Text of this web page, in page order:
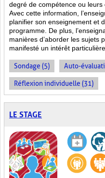
degré de compétence ou leurs
Avec cette information,
planifier son enseignement et
programme. De plus,
manières d’aborder les sujets
manifesté un intérêt
Sondage (5) Auto-
Réflexion individuelle (31)
LE STAGE